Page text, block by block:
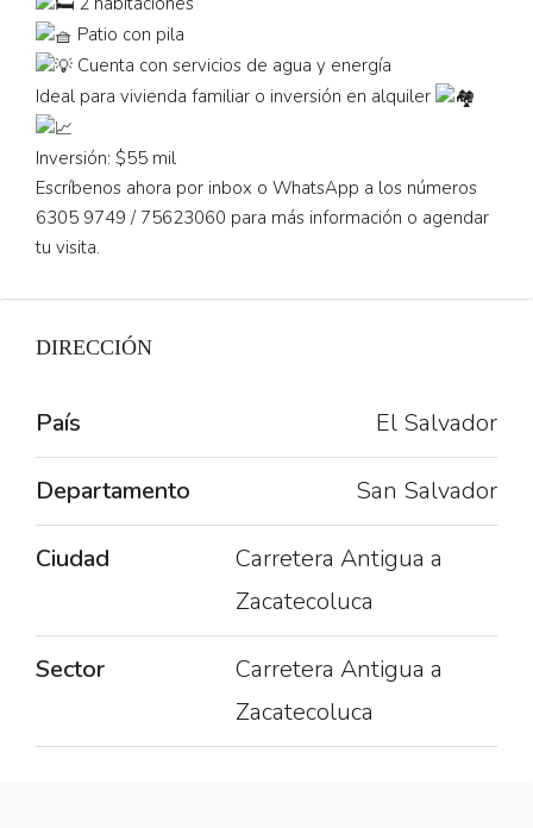
Patio con pila
Cuenta con servicios de agua y energía
Ideal para vivienda familiar o inversión en alquiler
Inversión: $55 mil
Escríbenos ahora por inbox o WhatsApp a los números
6305 9749 / 75623060 para más información o agendar
tu visita.
DIRECCIÓN
País El Salvador
Departamento San Salvador
Ciudad
Carretera Antigua a
Zacatecoluca
Sector
Carretera Antigua a
Zacatecoluca